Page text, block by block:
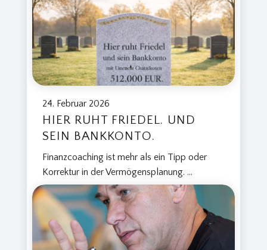
24. Februar 2026
HIER RUHT FRIEDEL. UND
SEIN BANKKONTO.
Finanzcoaching ist mehr als ein Tipp oder
Korrektur in der Vermögensplanung. ...